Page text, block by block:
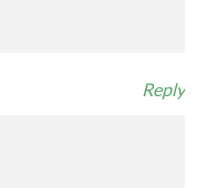
Reply